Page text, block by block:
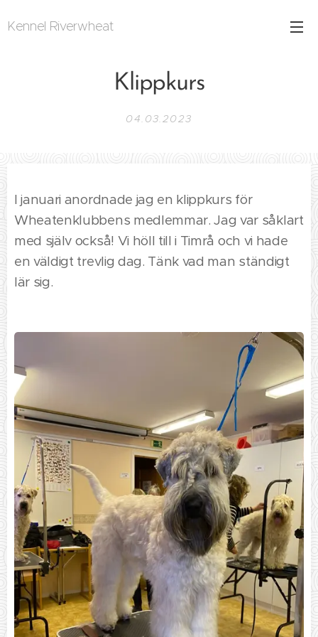
Kennel Riverwheat
Klippkurs
04.03.2023
I januari anordnade jag en klippkurs för
Wheatenklubbens medlemmar. Jag var såklart
med själv också! Vi höll till i Timrå och vi hade
en väldigt trevlig dag. Tänk vad man ständigt
lär sig.